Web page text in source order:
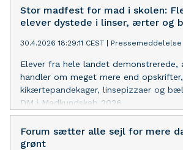
Stor madfest for mad i skolen:
elever dystede i linser, ærter og
30.4.2026 18:29:11 CEST | Pressemeddelelse
Elever fra hele landet demonstrerede,
handler om meget mere end
kikærtepandekager, linsepizzaer og
DM i Madkundskab 2026.
Forum sætter alle sejl for mere
grønt